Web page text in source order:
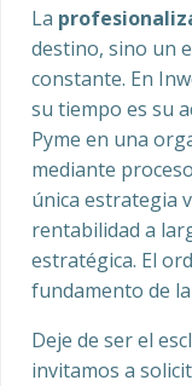
La
destino, sino un
constante. En
su tiempo es su
Pyme en una
mediante
única estrategia
rentabilidad a
estratégica. El
fundamento de
Deje de ser el
invitamos a